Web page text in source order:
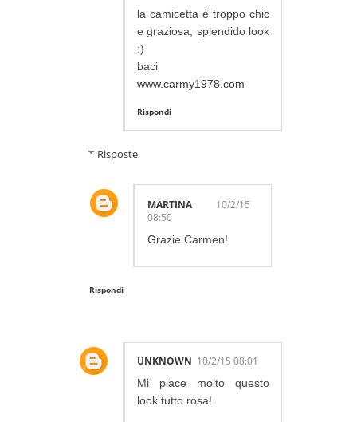
la camicetta è troppo chic
e graziosa, splendido look
:)
baci
www.carmy1978.com
Rispondi
Risposte
MARTINA
10/2/15
08:50
Grazie Carmen!
Rispondi
UNKNOWN 10/2/15 08:01
Mi piace molto questo
look tutto rosa!